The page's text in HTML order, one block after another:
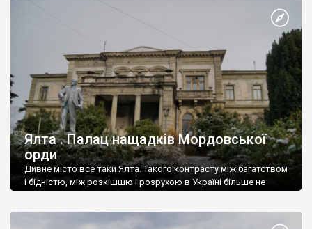
Ялта . Палац нащадків Мордовської
орди
Дивне місто все таки Ялта. Такого контрасту між багатством
і бідністю, між розкішшю і розрухою в Україні більше не